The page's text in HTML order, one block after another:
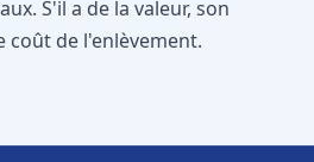
S'il a de la valeur, son
coût de l'enlèvement.